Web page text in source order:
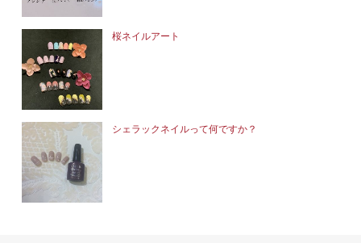
桜ネイルアート
シェラックネイルって何ですか？